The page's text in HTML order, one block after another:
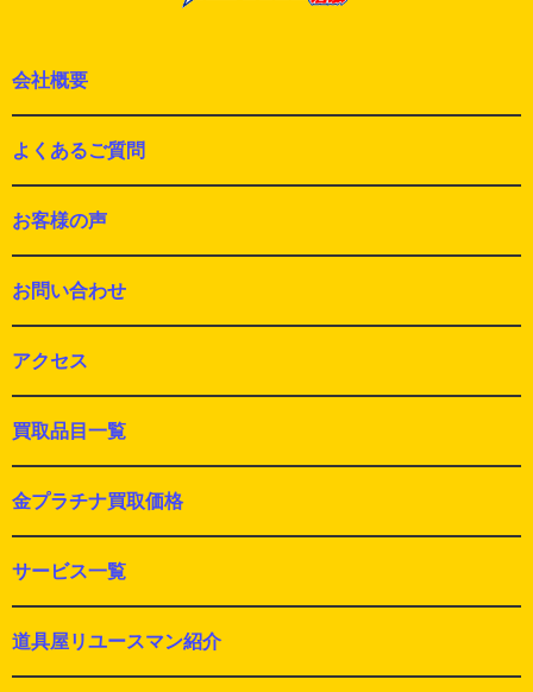
会社概要
よくあるご質問
お客様の声
お問い合わせ
アクセス
買取品目一覧
金プラチナ買取価格
サービス一覧
道具屋リユースマン紹介